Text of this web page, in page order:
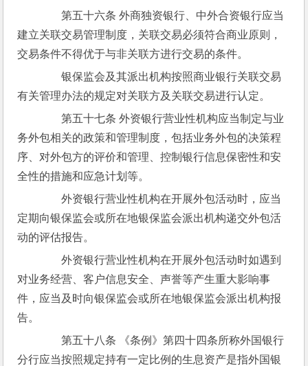
第五十六条 外商独资银行、中外合资银行应当
建立关联交易管理制度，关联交易必须符合商业原则，
交易条件不得优于与非关联方进行交易的条件。
银保监会及其派出机构按照商业银行关联交易
有关管理办法的规定对关联方及关联交易进行认定。
第五十七条 外资银行营业性机构应当制定与业
务外包相关的政策和管理制度，包括业务外包的决策程
序、对外包方的评价和管理、控制银行信息保密性和安
全性的措施和应急计划等。
外资银行营业性机构在开展外包活动时，应当
定期向银保监会或所在地银保监会派出机构递交外包活
动的评估报告。
外资银行营业性机构在开展外包活动时如遇到
对业务经营、客户信息安全、声誉等产生重大影响事
件，应当及时向银保监会或所在地银保监会派出机构报
告。
第五十八条 《条例》第四十四条所称外国银行
分行应当按照规定持有一定比例的生息资产是指外国银